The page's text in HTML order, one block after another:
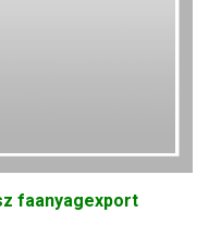
faanyagexport